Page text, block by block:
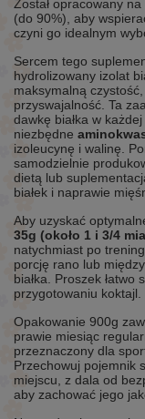
Został opracowany
(do 90%), aby
czyni go idealnym
Sercem tego
hydrolizowany izolat
maksymalną
przyswajalność. Ta
dawkę białka w
niezbędne
izoleucynę i walinę.
samodzielnie
dietą lub
białek i naprawie
Aby uzyskać
35g (około 1 i 3/4
natychmiast po
porcję rano lub
białka. Proszek
przygotowaniu koktajl.
Opakowanie 900g
prawie miesiąc
przeznaczony dla
Przechowuj pojemnik
miejscu, z dala od
aby zachować jego